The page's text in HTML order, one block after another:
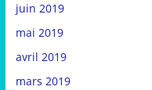
juin 2019
mai 2019
avril 2019
mars 2019